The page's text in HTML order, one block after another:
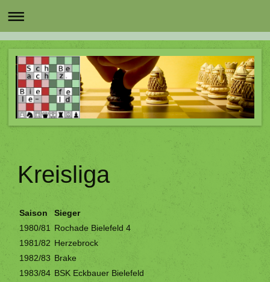
Kreisliga
Saison
Sieger
1980/81
Rochade Bielefeld 4
1981/82 Herzebrock
1982/83 Brake
1983/84 BSK Eckbauer Bielefeld